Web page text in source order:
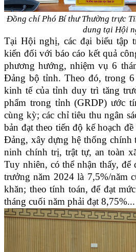
Đồng chí Phó Bí thư Thường trực
dung tại Hội
Tại Hội nghị, các đại biểu tập
kiến đối với báo cáo kết quả
phương hướng, nhiệm vụ 6
Đảng bộ tỉnh. Theo đó, trong 6
kinh tế của tỉnh duy trì tăng
phẩm trong tỉnh (GRDP) ước
cùng kỳ; các chỉ tiêu thu ngân
bản đạt theo tiến độ kế hoạch
Đảng, xây dựng hệ thống chính
ninh chính trị, trật tự, an toàn
Tuy nhiên, có thể nhận thấy, để
trưởng năm 2024 là 7,5%/năm
khăn; theo tính toán, để đạt
tháng cuối năm phải đạt 8,75%...